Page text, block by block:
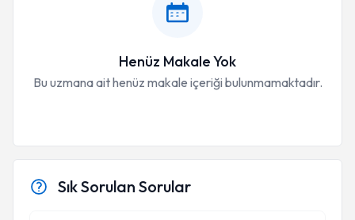
Henüz Makale Yok
Bu uzmana ait henüz makale içeriği bulunmamaktadır.
Sık Sorulan Sorular